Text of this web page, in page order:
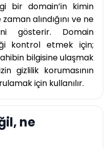
bir domain’in kimin
alındığını ve ne
gösterir. Domain
kontrol etmek için;
bilgisine ulaşmak
gizlilik korumasının
için kullanılır.
ne